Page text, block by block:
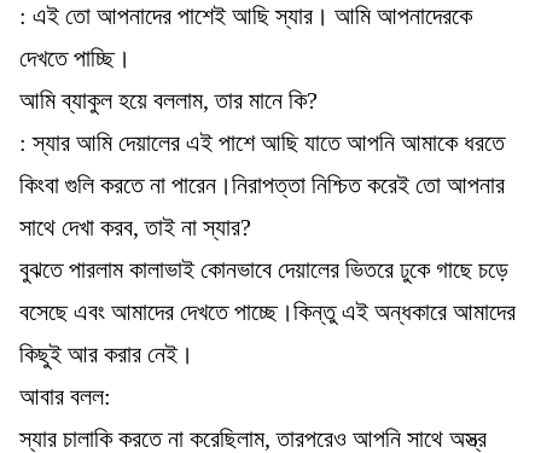
: এই তো আপনাদের পাশেই আছি স্যার। আমি আপনাদেরকে
দেখতে পাচ্ছি।
আমি ব্যাকুল হয়ে বললাম, তার মানে কি?
: স্যার আমি দেয়ালের এই পাশে আছি যাতে আপনি আমাকে ধরতে
কিংবা গুলি করতে না পারেন।নিরাপত্তা নিশ্চিত করেই তো আপনার
সাথে দেখা করব, তাই না স্যার?
বুঝতে পারলাম কালাভাই কোনভাবে দেয়ালের ভিতরে ঢুকে গাছে চড়ে
বসেছে এবং আমাদের দেখতে পাচ্ছে।কিন্তু এই অন্ধকারে আমাদের
কিছুই আর করার নেই।
আবার বলল:
স্যার চালাকি করতে না করেছিলাম, তারপরেও আপনি সাথে অস্ত্র